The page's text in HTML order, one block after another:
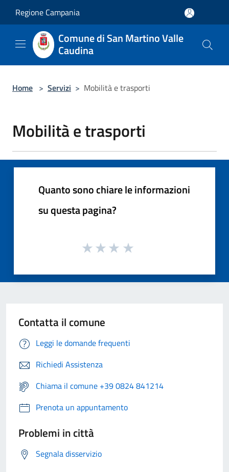
Regione Campania
Comune di San Martino Valle
Caudina
Home > Servizi > Mobilità e trasporti
Mobilità e trasporti
Quanto sono chiare le informazioni
su questa pagina?
Contatta il comune
Leggi le domande frequenti
Richiedi Assistenza
Chiama il comune +39 0824 841214
Prenota un appuntamento
Problemi in città
Segnala disservizio